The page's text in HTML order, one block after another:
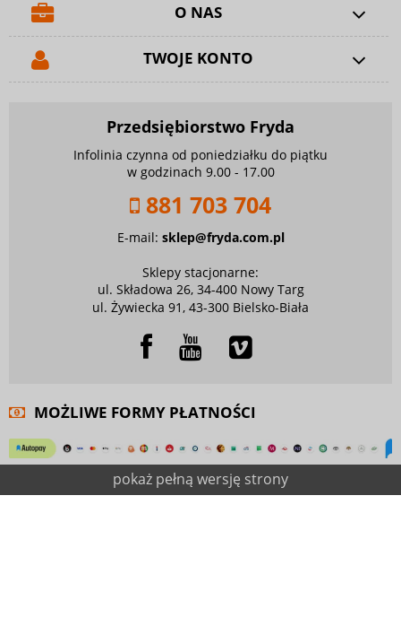
O NAS
TWOJE KONTO
Przedsiębiorstwo Fryda
Infolinia czynna od poniedziałku do piątku
w godzinach 9.00 - 17.00
881 703 704
E-mail: sklep@fryda.com.pl
Sklepy stacjonarne:
ul. Składowa 26, 34-400 Nowy Targ
ul. Żywiecka 91, 43-300 Bielsko-Biała
MOŻLIWE FORMY PŁATNOŚCI
pokaż pełną wersję strony